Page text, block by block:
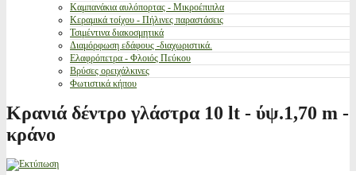
Καμπανάκια αυλόπορτας - Μικροέπιπλα
Κεραμικά τοίχου - Πήλινες παραστάσεις
Τσιμέντινα διακοσμητικά
Διαμόρφωση εδάφους -διαχωριστικά.
Ελαφρόπετρα - Φλοιός Πεύκου
Βρύσες ορειχάλκινες
Φωτιστικά κήπου
Κρανιά δέντρο γλάστρα 10 lt - ύψ.1,70 m -
κράνο